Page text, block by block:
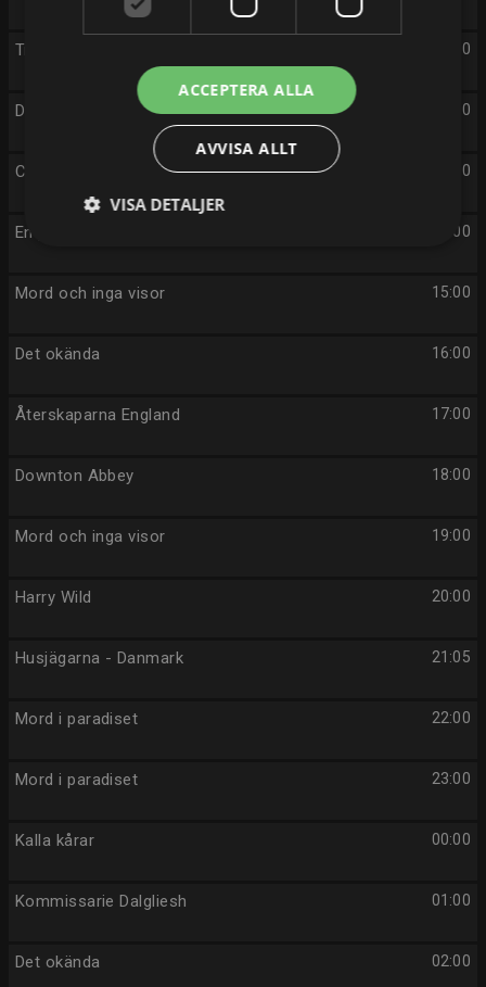
11:00
Trädgårdsmästarna
12:00
Downton Abbey
13:00
Chrysalis
14:00
En plats i solen
15:00
Mord och inga visor
16:00
Det okända
17:00
Återskaparna England
18:00
Downton Abbey
19:00
Mord och inga visor
20:00
Harry Wild
21:05
Husjägarna - Danmark
22:00
Mord i paradiset
23:00
Mord i paradiset
00:00
Kalla kårar
01:00
Kommissarie Dalgliesh
02:00
Det okända
ACCEPTERA ALLA
AVVISA ALLT
VISA DETALJER